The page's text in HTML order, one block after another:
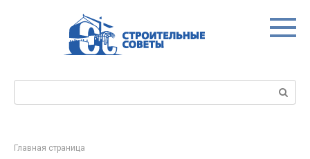
Главная страница